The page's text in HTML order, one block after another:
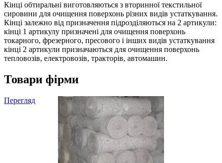
Кінці обтиральні виготовляються з вторинної текстильної
сировини для очищення поверхонь різних видів устаткування.
Кінці залежно від призначення підрозділяються на 2 артикули:
кінці 1 артикулу призначені для очищення поверхонь
токарного, фрезерного, пресового і інших видів устаткування
кінці 2 артикули призначаються для очищення поверхонь
тепловозів, електровозів, тракторів, автомашин.
Товари фірми
Перегляд